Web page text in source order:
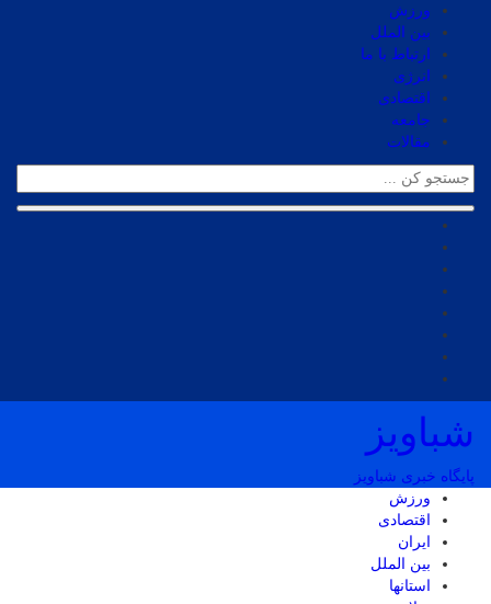
ورزش
بین الملل
ارتباط با ما
انرژی
اقتصادی
جامعه
مقالات
شباویز
پایگاه خبری شباویز
ورزش
اقتصادی
ایران
بین الملل
استانها